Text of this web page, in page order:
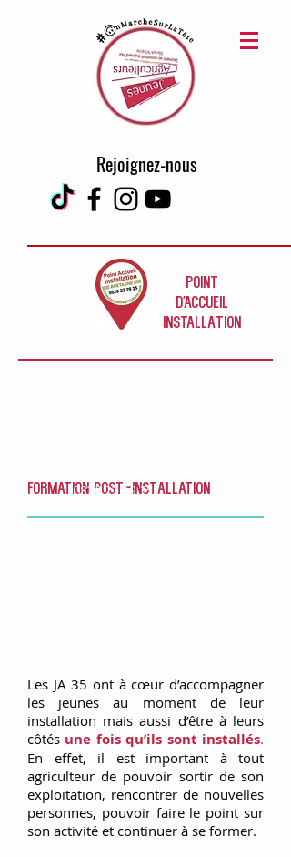
Rejoignez-nous
POINT
D'ACCUEIL
INSTALLaTION
Formation Post-Installation
Les JA 35 ont à cœur d’accompagner
les jeunes au moment de leur
installation mais aussi d’être à leurs
côtés une fois qu’ils sont installés.
En effet, il est important à tout
agriculteur de pouvoir sortir de son
exploitation, rencontrer de nouvelles
personnes, pouvoir faire le point sur
son activité et continuer à se former.
0820 22 29 35